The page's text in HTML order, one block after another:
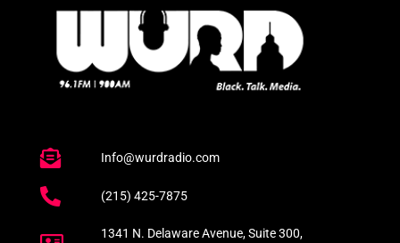
Info@wurdradio.com
(215) 425-7875
1341 N. Delaware Avenue, Suite 300,